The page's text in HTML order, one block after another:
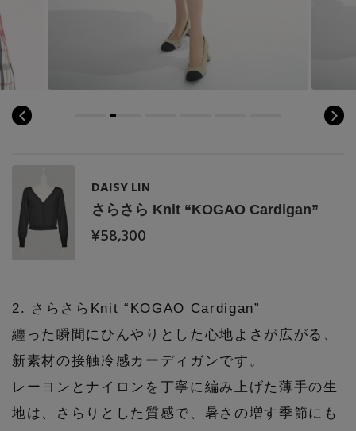
DAISY LIN
さらさら Knit “KOGAO Cardigan”
¥58,300
2. さらさらKnit “KOGAO Cardigan”
纏った瞬間にひんやりとした心地よさが広がる、
新素材の接触冷感カーディガンです。
レーヨンとナイロンを丁寧に編み上げた薄手の生
地は、さらりとした質感で、暑さの増す季節にも